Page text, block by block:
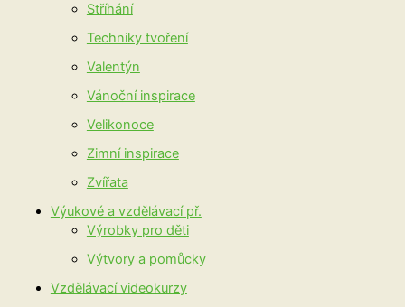
Stříhání
Techniky tvoření
Valentýn
Vánoční inspirace
Velikonoce
Zimní inspirace
Zvířata
Výukové a vzdělávací př.
Výrobky pro děti
Výtvory a pomůcky
Vzdělávací videokurzy